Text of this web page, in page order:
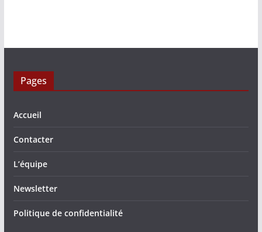
Pages
Accueil
Contacter
L’équipe
Newsletter
Politique de confidentialité